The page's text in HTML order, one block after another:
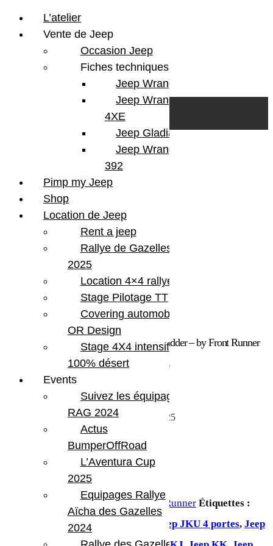
Marques /Front Runner / Tent Ladder – by Front Runner
Tent Ladder – by Front Runner
126.05
Tent Ladder – by Front Runner – TENT025
quantité de Tent Ladder - by Front Runner
Ajouter au panier
TENT025 Catégorie :Front Runner Étiquettes :
Jeep Gladiator,Jeep JK 2 portes Jeep JKU 4 portes, Jeep
L’atelier
Vente de Jeep
Occasion Jeep
Fiches techniques
Jeep Wrangler JL
Jeep Wrangler
4XE
Jeep Gladiator
Jeep Wrangler V8
392
Pimp my Jeep
Shop
Location de Jeep
Rent a jeep
Rallye de Gazelles
2025
Location 4×4 rallye
Stage Pilotage TT
Covering automobile –
OR Design
Stage 4X4 intensif
100% désert
Events
Suivez les équipages
RAG 2024
Actus
BumperOffRoad
L’Aventura Cup
2025
Equipages Rallye
Aïcha des Gazelles
2024